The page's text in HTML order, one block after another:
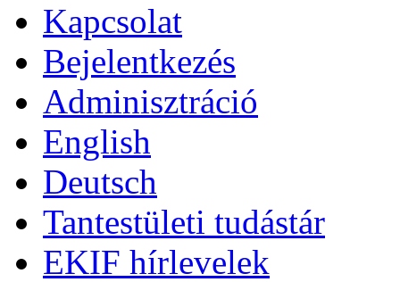
Kapcsolat
Bejelentkezés
Adminisztráció
English
Deutsch
Tantestületi tudástár
EKIF hírlevelek